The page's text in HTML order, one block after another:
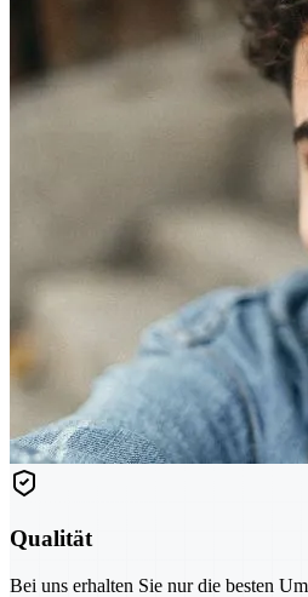
Qualität
Bei uns erhalten Sie nur die besten